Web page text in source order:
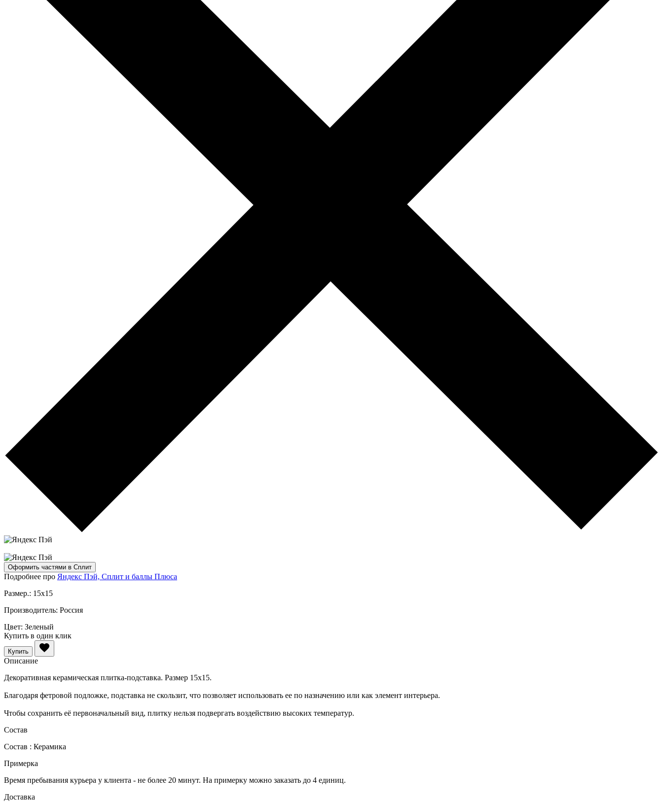
Оформить частями в Сплит
Подробнее про Яндекс Пэй, Сплит и баллы Плюса
Размер.: 15х15
Производитель: Россия
Цвет: Зеленый
Купить в один клик
Купить
Описание
Декоративная керамическая плитка-подставка. Размер 15х15.
Благодаря фетровой подложке, подставка не скользит, что позволяет использовать ее по назначению или как элемент интерьера.
Чтобы сохранить её первоначальный вид, плитку нельзя подвергать воздействию высоких температур.
Состав
Состав : Керамика
Примерка
Время пребывания курьера у клиента - не более 20 минут. На примерку можно заказать до 4 единиц.
Доставка